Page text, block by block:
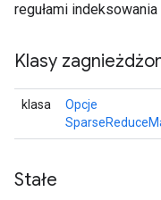
regułami
Klasy
klasa
Opcje
Stałe